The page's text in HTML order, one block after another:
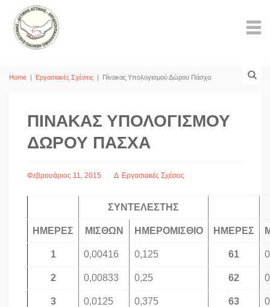
Home | Εργασιακές Σχέσεις | Πίνακας Υπολογισμού Δώρου Πάσχα
ΠΊΝΑΚΑΣ ΥΠΟΛΟΓΙΣΜΟΎ
ΔΏΡΟΥ ΠΆΣΧΑ
Φεβρουάριος 11, 2015 Δ Εργασιακές Σχέσεις
ΣΥΝΤΕΛΕΣΤΗΣ
ΗΜΕΡΕΣ ΜΙΣΘΩΝ ΗΜΕΡΟΜΙΣΘΙΟ ΗΜΕΡΕΣ
1 0,00416 0,125 61
2 0,00833 0,25 62
3 0,0125 0,375 63